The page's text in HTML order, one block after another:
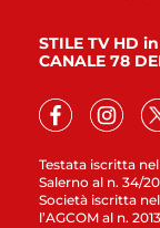
Testata iscritta
Salerno al n. 34/
Società iscritta
l’AGCOM al n.
STILE TV HD
CANALE 78